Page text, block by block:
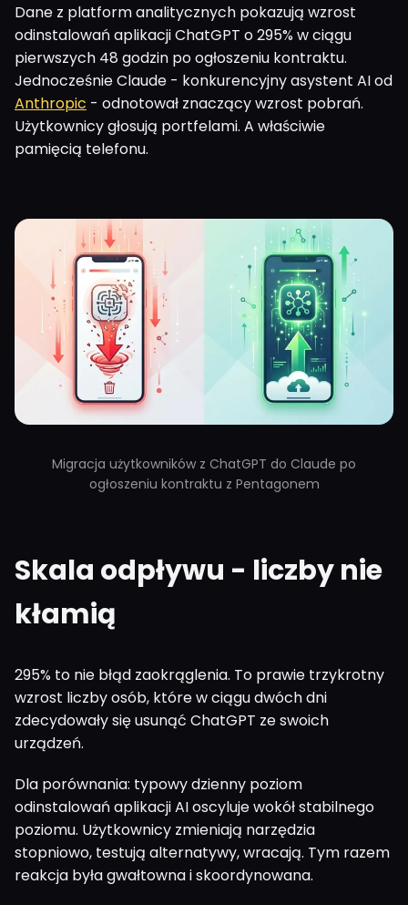
Dane z platform analitycznych pokazują wzrost
odinstalowań aplikacji ChatGPT o 295% w ciągu
pierwszych 48 godzin po ogłoszeniu kontraktu.
Jednocześnie Claude - konkurencyjny asystent AI od
Anthropic - odnotował znaczący wzrost pobrań.
Użytkownicy głosują portfelami. A właściwie
pamięcią telefonu.
Migracja użytkowników z ChatGPT do Claude po
ogłoszeniu kontraktu z Pentagonem
Skala odpływu - liczby nie
kłamią
295% to nie błąd zaokrąglenia. To prawie trzykrotny
wzrost liczby osób, które w ciągu dwóch dni
zdecydowały się usunąć ChatGPT ze swoich
urządzeń.
Dla porównania: typowy dzienny poziom
odinstalowań aplikacji AI oscyluje wokół stabilnego
poziomu. Użytkownicy zmieniają narzędzia
stopniowo, testują alternatywy, wracają. Tym razem
reakcja była gwałtowna i skoordynowana.